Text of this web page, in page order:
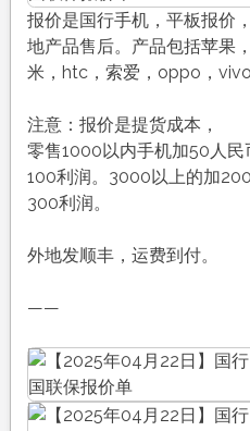
报价是国行手机，平板报价
地产品售后。产品包括苹果
米，htc，索爱，oppo，
注意：报价是提货成本，
零售1000以内手机加50人
100利润。3000以上的加
300利润。
外地发顺丰，运费到付。
——